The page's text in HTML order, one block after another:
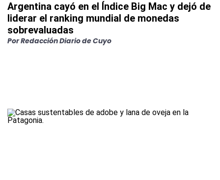
Argentina cayó en el Índice Big Mac y dejó de
liderar el ranking mundial de monedas
sobrevaluadas
PorRedacción Diario de Cuyo